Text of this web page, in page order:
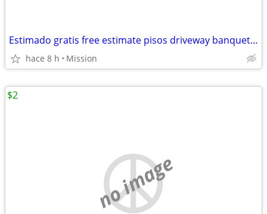
Estimado gratis free estimate pisos driveway banquettes Sidewalk agregado escalo
hace 8 h Mission
no image
$2